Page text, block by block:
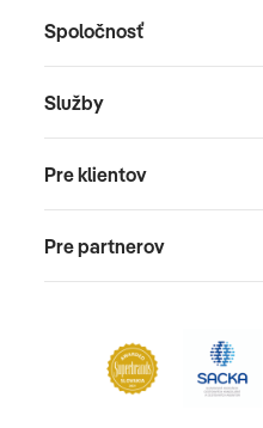
Spoločnosť
Služby
Pre klientov
Pre partnerov